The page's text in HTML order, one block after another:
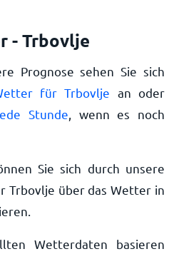
- Trbovlje
Prognose sehen Sie sich
für Trbovlje an oder
Stunde , wenn es noch
Sie sich durch unsere
Trbovlje über das Wetter in
Wetterdaten basieren